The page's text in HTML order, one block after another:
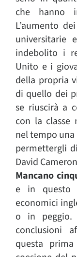
che hanno
L’aumento
universitarie
indebolito i
Unito e i
della propria
di quello dei
se riuscirà a
con la classe
nel tempo
permettergli
David
Mancano
e in questo
economici
o in peggio.
conclusioni
questa